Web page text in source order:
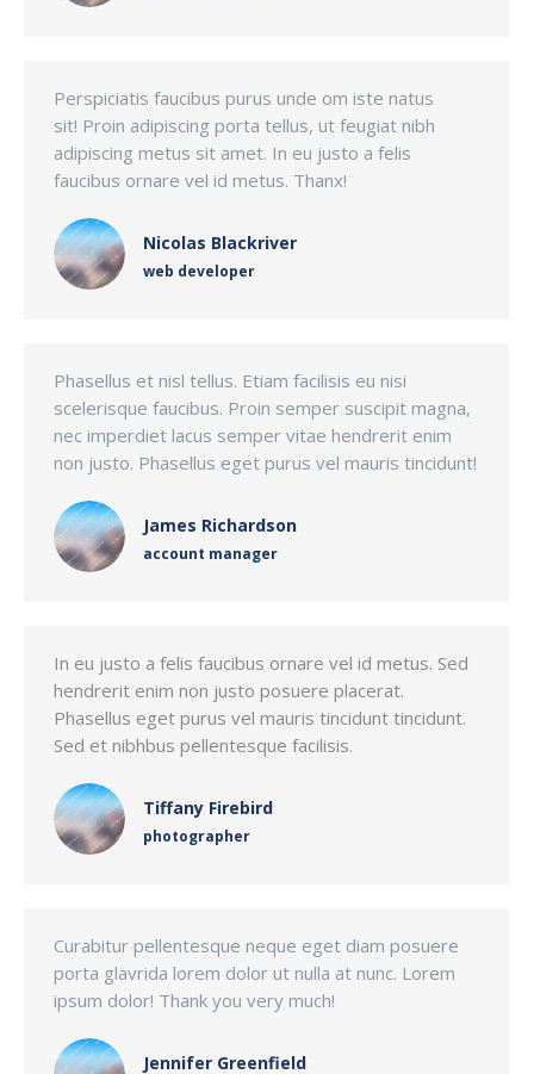
Perspiciatis faucibus purus unde om iste natus
sit! Proin adipiscing porta tellus, ut feugiat nibh
adipiscing metus sit amet. In eu justo a felis
faucibus ornare vel id metus. Thanx!
Nicolas Blackriver
web developer
Phasellus et nisl tellus. Etiam facilisis eu nisi
scelerisque faucibus. Proin semper suscipit magna,
nec imperdiet lacus semper vitae hendrerit enim
non justo. Phasellus eget purus vel mauris tincidunt!
James Richardson
account manager
In eu justo a felis faucibus ornare vel id metus. Sed
hendrerit enim non justo posuere placerat.
Phasellus eget purus vel mauris tincidunt tincidunt.
Sed et nibhbus pellentesque facilisis.
Tiffany Firebird
photographer
Curabitur pellentesque neque eget diam posuere
porta glavrida lorem dolor ut nulla at nunc. Lorem
ipsum dolor! Thank you very much!
Jennifer Greenfield